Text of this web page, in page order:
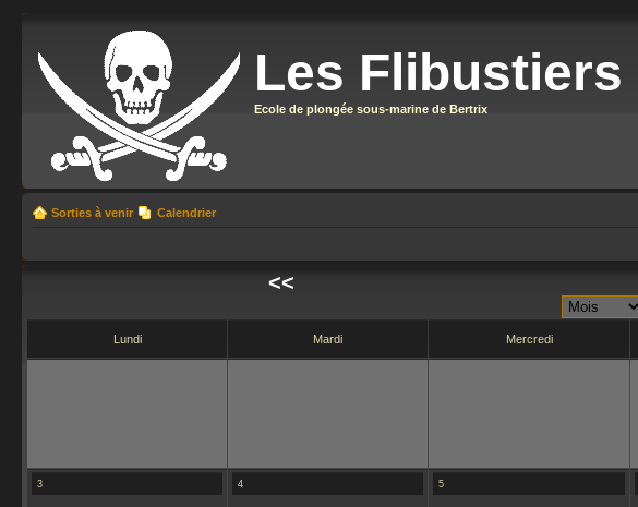
Les Flibustiers
Ecole de plongée sous-marine de Bertrix
Sorties à venir Calendrier
<<
Lundi Mardi Mercredi
3 4 5